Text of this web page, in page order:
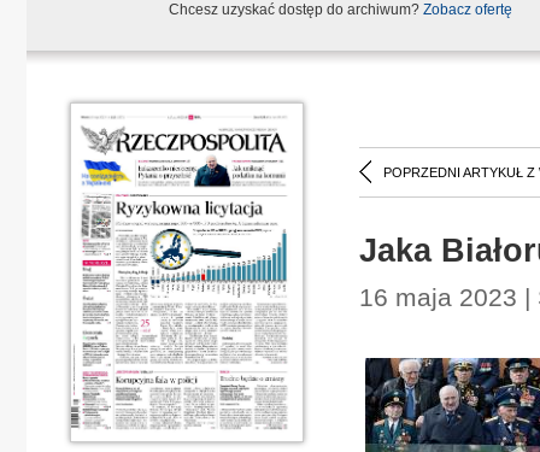
Chcesz uzyskać dostęp do archiwum? Zobacz ofertę
POPRZEDNI ARTYKUŁ Z
Jaka
16 maja 2023 |